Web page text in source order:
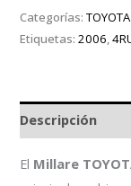
Categorías:
Etiquetas:2006 ,
Descripción
El Millare